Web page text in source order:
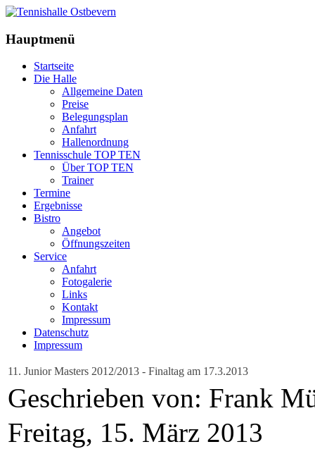
Hauptmenü
Startseite
Die Halle
Allgemeine Daten
Preise
Belegungsplan
Anfahrt
Hallenordnung
Tennisschule TOP TEN
Über TOP TEN
Trainer
Termine
Ergebnisse
Bistro
Angebot
Öffnungszeiten
Service
Anfahrt
Fotogalerie
Links
Kontakt
Impressum
Datenschutz
Impressum
11. Junior Masters 2012/2013 - Finaltag am 17.3.2013
Geschrieben von: Frank
Freitag, 15. März 2013